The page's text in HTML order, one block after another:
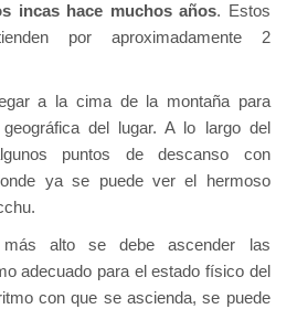
incas hace muchos años. Estos
por aproximadamente 2
a la cima de la montaña para
del lugar. A lo largo del
puntos de descanso con
ya se puede ver el hermoso
alto se debe ascender las
adecuado para el estado físico del
con que se ascienda, se puede